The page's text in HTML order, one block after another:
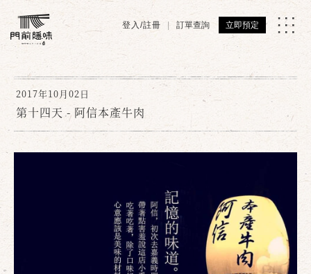
登入/註冊 訂單查詢 立即預定
2017年10月02日
第十四天 - 阿信本產牛肉